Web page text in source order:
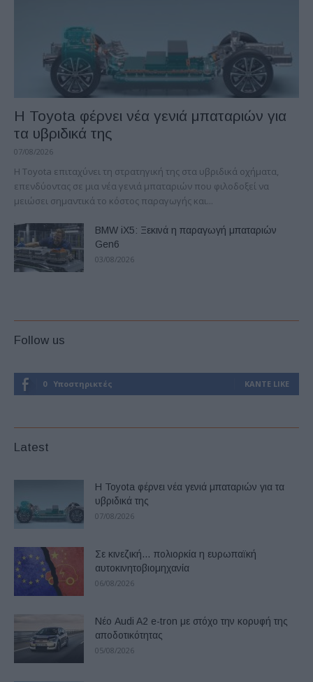
Η Toyota φέρνει νέα γενιά μπαταριών για
τα υβριδικά της
07/08/2026
Η Toyota επιταχύνει τη στρατηγική της στα υβριδικά οχήματα,
επενδύοντας σε μια νέα γενιά μπαταριών που φιλοδοξεί να
μειώσει σημαντικά το κόστος παραγωγής και...
BMW iX5: Ξεκινά η παραγωγή μπαταριών
Gen6
03/08/2026
Follow us
0 Υποστηρικτές ΚΆΝΤΕ LIKE
Latest
Η Toyota φέρνει νέα γενιά μπαταριών για τα
υβριδικά της
07/08/2026
Σε κινεζική… πολιορκία η ευρωπαϊκή
αυτοκινητοβιομηχανία
06/08/2026
Νέο Audi A2 e-tron με στόχο την κορυφή της
αποδοτικότητας
05/08/2026